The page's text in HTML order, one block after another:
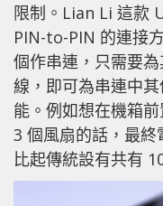
限制。Lian Li 這款
PIN-to-PIN 的連接
個作串連，只需要
線，即可為串連中
能。例如想在機箱
3 個風扇的話，最終
比起傳統設有共有